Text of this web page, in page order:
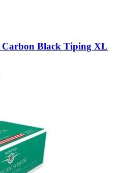
Black Tiping XL